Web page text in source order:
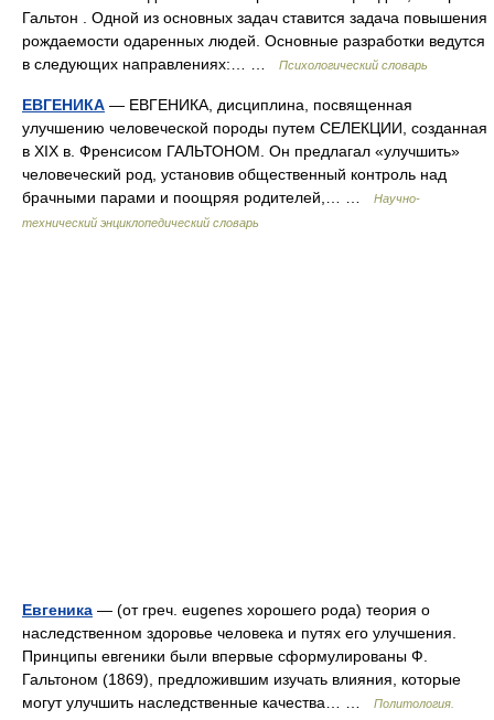
Гальтон . Одной из основных задач ставится задача повышения
рождаемости одаренных людей. Основные разработки ведутся
в следующих направлениях:… …
Психологический словарь
ЕВГЕНИКА — ЕВГЕНИКА, дисциплина, посвященная
улучшению человеческой породы путем СЕЛЕКЦИИ, созданная
в XIX в. Френсисом ГАЛЬТОНОМ. Он предлагал «улучшить»
человеческий род, установив общественный контроль над
брачными парами и поощряя родителей,… …
Научно-
технический энциклопедический словарь
Евгеника — (от греч. eugenes хорошего рода) теория о
наследственном здоровье человека и путях его улучшения.
Принципы евгеники были впервые сформулированы Ф.
Гальтоном (1869), предложившим изучать влияния, которые
могут улучшить наследственные качества… …
Политология.